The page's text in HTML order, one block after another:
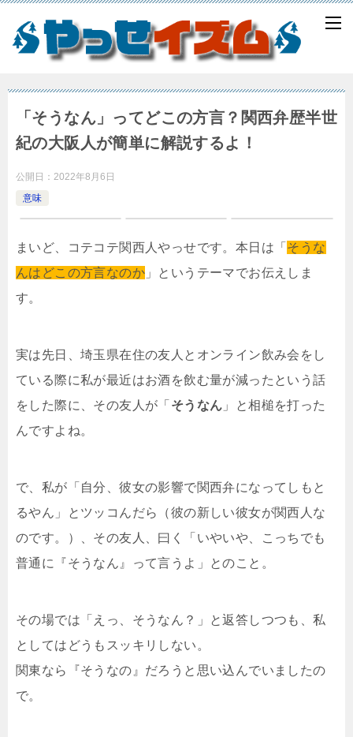
「そうなん」ってどこの方言？関西弁歴半世
紀の大阪人が簡単に解説するよ！
公開日： 2022年8月6日
意味
まいど、コテコテ関西人やっせです。本日は「 そうな
んはどこの方言なのか 」というテーマでお伝えしま
す。
実は先日、埼玉県在住の友人とオンライン飲み会をし
ている際に私が最近はお酒を飲む量が減ったという話
をした際に、その友人が「 そうなん 」と相槌を打った
んですよね。
で、私が「自分、彼女の影響で関西弁になってしもと
るやん」とツッコんだら（彼の新しい彼女が関西人な
のです。）、その友人、曰く「いやいや、こっちでも
普通に『そうなん』って言うよ」とのこと。
その場では「えっ、そうなん？」と返答しつつも、私
としてはどうもスッキリしない。
関東なら『そうなの』だろうと思い込んでいましたの
で。